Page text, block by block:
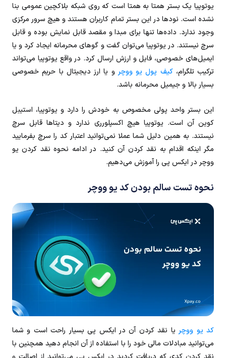
یوتوپیا یک بستر همتا به همتا است که روی شبکه بلاکچین عمومی بنا
نشده است. نودها در این بستر تمام کاربران هستند و هیچ سرور مرکزی
وجود ندارد. داده‌ها تنها برای مبدا و مقصد قابل نمایش بوده و قابل
سرچ نیستند. در یوتوپیا می‌توان گفت و گوهای محرمانه ایجاد کرد و یا
ایمیل‌های خصوصی، فایل و ارزش ارسال کرد. در واقع یوتوپیا می‌تواند
ترکیب تلگرام،کیف پول یو ووچر و یا ارز دیجیتال با حریم خصوصی
بسیار بالا و جیمیل محرمانه باشد.
این بستر واحد پولی مخصوص به خودش را دارد و یوتوپیا، استیبل
کوین آن است. یوتوپیا هیچ اکسپلورری ندارد و دیتاها قابل سرچ
نیستند. به همین دلیل شما عملا نمی‌توانید اعتبار کد را سرچ بفرمایید
مگر اینکه اقدام به نقد کردن آن کنید. در ادامه نحوه نقد کردن یو
ووچر در ایکس پی را آموزش می‌دهیم.
نحوه تست سالم‌ بودن کد یو ووچر
کد یو ووچر یا نقد کردن آن در ایکس پی بسیار راحت است و شما
می‌توانید مبادلات مالی خود را با استفاده از آن انجام دهید همچنین با